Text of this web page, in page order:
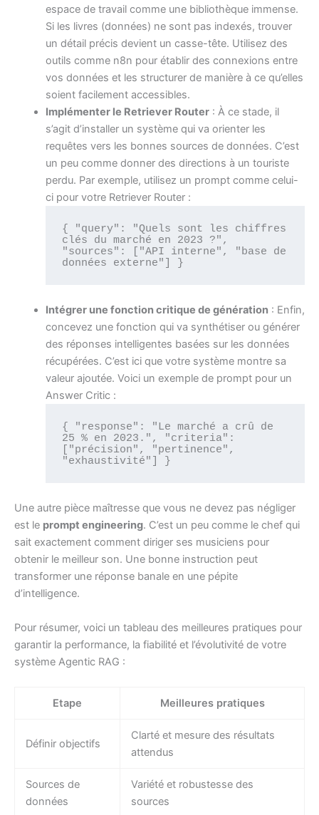
espace de travail comme une bibliothèque immense.
Si les livres (données) ne sont pas indexés, trouver
un détail précis devient un casse-tête. Utilisez des
outils comme n8n pour établir des connexions entre
vos données et les structurer de manière à ce qu’elles
soient facilement accessibles.
Implémenter le Retriever Router: À ce stade, il
s’agit d’installer un système qui va orienter les
requêtes vers les bonnes sources de données. C’est
un peu comme donner des directions à un touriste
perdu. Par exemple, utilisez un prompt comme celui-
ci pour votre Retriever Router :
{ "query": "Quels sont les chiffres
clés du marché en 2023 ?",
"sources": ["API interne", "base de
données externe"] }
Intégrer une fonction critique de génération: Enfin,
concevez une fonction qui va synthétiser ou générer
des réponses intelligentes basées sur les données
récupérées. C’est ici que votre système montre sa
valeur ajoutée. Voici un exemple de prompt pour un
Answer Critic :
{ "response": "Le marché a crû de
25 % en 2023.", "criteria":
["précision", "pertinence",
"exhaustivité"] }
Une autre pièce maîtresse que vous ne devez pas négliger
est le prompt engineering. C’est un peu comme le chef qui
sait exactement comment diriger ses musiciens pour
obtenir le meilleur son. Une bonne instruction peut
transformer une réponse banale en une pépite
d’intelligence.
Pour résumer, voici un tableau des meilleures pratiques pour
garantir la performance, la fiabilité et l’évolutivité de votre
système Agentic RAG :
Etape Meilleures pratiques
Définir objectifs
Clarté et mesure des résultats
attendus
Sources de
données
Variété et robustesse des
sources